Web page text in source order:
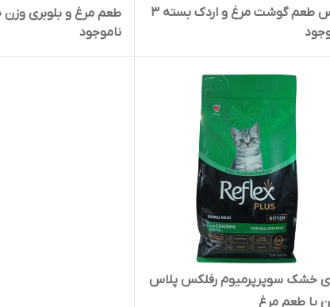
پلاس طعم گوشت مرغ و اردک بسته 3
طعم مرغ و بلوبری وزن 60 گرم
ناموجود
خشک سوپرپرمیوم رفلکس پلاس
با طعم مرغ